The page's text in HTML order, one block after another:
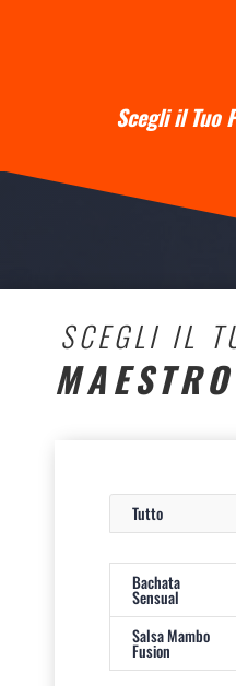
Scegli il Tuo
SCEGLI IL
Tutto
Bachata
Sensual
Salsa Mambo
Fusion